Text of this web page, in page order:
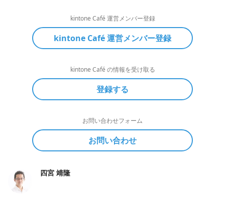
kintone Café 運営メンバー登録
kintone Café 運営メンバー登録
kintone Café の情報を受け取る
登録する
お問い合わせフォーム
お問い合わせ
四宮 靖隆